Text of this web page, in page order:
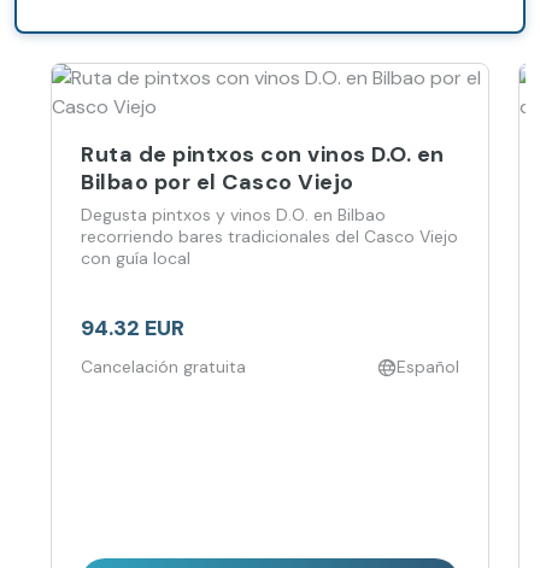
Ruta de pintxos con vinos D.O. en
Bilbao por el Casco Viejo
Degusta pintxos y vinos D.O. en Bilbao
recorriendo bares tradicionales del Casco Viejo
con guía local
94.32 EUR
Cancelación gratuita Español